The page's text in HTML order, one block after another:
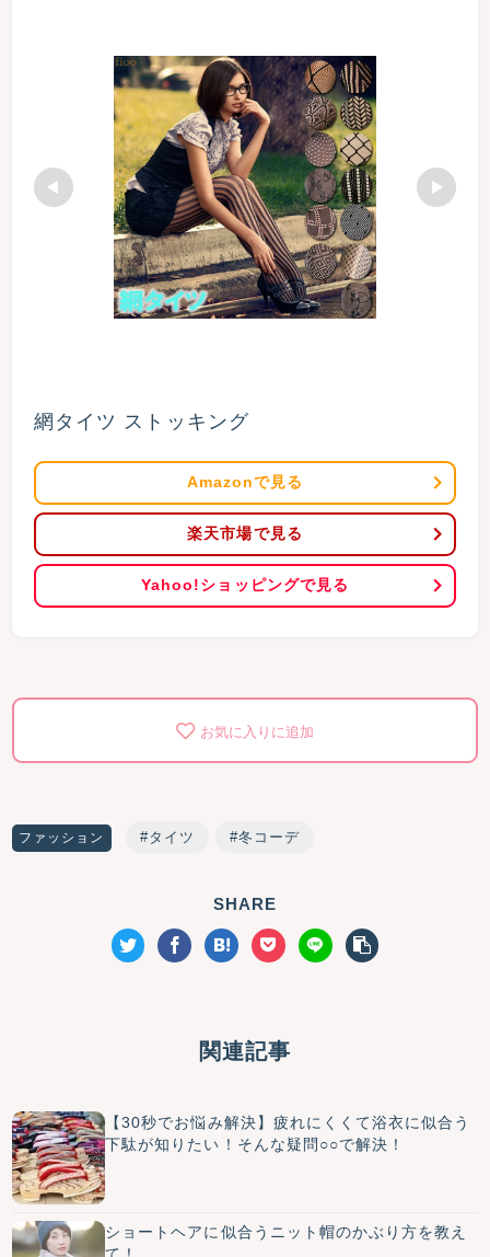
網タイツ ストッキング
Amazonで見る
楽天市場で見る
Yahoo!ショッピングで見る
お気に入りに追加
ファッション タイツ 冬コーデ
SHARE
関連記事
【30秒でお悩み解決】疲れにくくて浴衣に似合う
下駄が知りたい！そんな疑問○○で解決！
ショートヘアに似合うニット帽のかぶり方を教え
て！